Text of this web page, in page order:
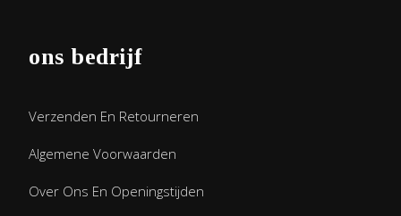
ons bedrijf
Verzenden En Retourneren
Algemene Voorwaarden
Over Ons En Openingstijden